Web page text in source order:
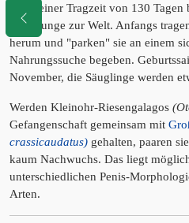
Nach einer Tragzeit von 130
bis 2 Junge zur Welt. Anfangs
herum und "parken" sie an einem
Nahrungssuche begeben.
November, die Säuglinge werden
Werden Kleinohr-Riesengalagos
Gefangenschaft gemeinsam mit
crassicaudatus) gehalten, paaren
kaum Nachwuchs. Das liegt
unterschiedlichen Penis-
Arten.